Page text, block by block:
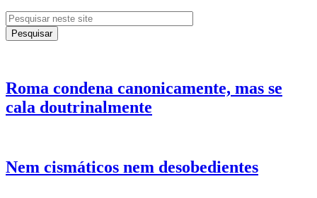
Roma condena canonicamente, mas se
cala doutrinalmente
Nem cismáticos nem desobedientes